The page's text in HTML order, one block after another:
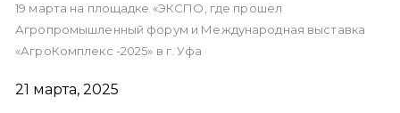
19 марта на площадке «ЭКСПО, где прошел
Агропромышленный форум и Международная выставка
«АгроКомплекс -2025» в г. Уфа
21 марта, 2025